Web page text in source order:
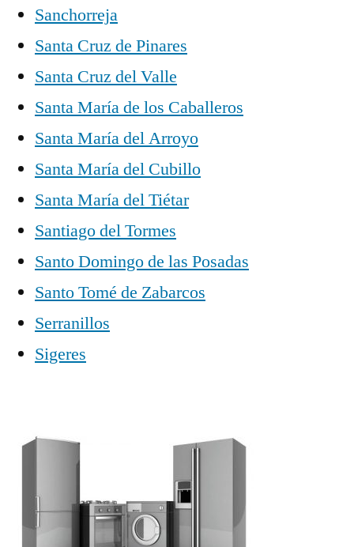
Sanchorreja
Santa Cruz de Pinares
Santa Cruz del Valle
Santa María de los Caballeros
Santa María del Arroyo
Santa María del Cubillo
Santa María del Tiétar
Santiago del Tormes
Santo Domingo de las Posadas
Santo Tomé de Zabarcos
Serranillos
Sigeres